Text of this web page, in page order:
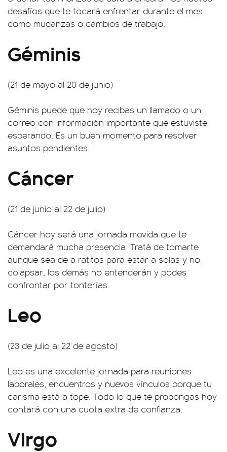
desafíos que te tocará enfrentar durante el mes
como mudanzas o cambios de trabajo.
Géminis
(21 de mayo al 20 de junio)
Géminis puede que hoy recibas un llamado o un
correo con información importante que estuviste
esperando. Es un buen momento para resolver
asuntos pendientes.
Cáncer
(21 de junio al 22 de julio)
Cáncer hoy será una jornada movida que te
demandará mucha presencia. Tratá de tomarte
aunque sea de a ratitos para estar a solas y no
colapsar, los demás no entenderán y podes
confrontar por tonterías.
Leo
(23 de julio al 22 de agosto)
Leo es una excelente jornada para reuniones
laborales, encuentros y nuevos vínculos porque tu
carisma está a tope. Todo lo que te propongas hoy
contará con una cuota extra de confianza.
Virgo